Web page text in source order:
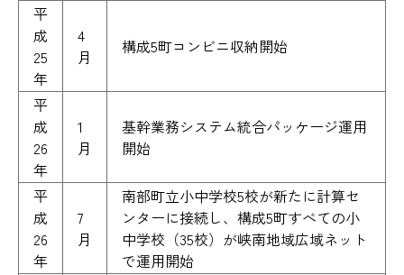
平
成
25
年
4
月
構成5町コンビニ収納開始
平
成
26
年
1
月
基幹業務システム統合パッケージ運用
開始
平
成
26
年
7
月
南部町立小中学校5校が新たに計算セ
ンターに接続し、構成5町すべての小
中学校（35校）が峡南地域広域ネット
で運用開始